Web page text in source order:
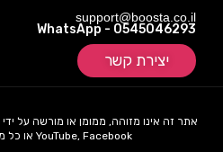
support@boosta.co.il
WhatsApp - 0545046293
יצירת קשר
YouTube, Facebook או כל מותג אחר באתר זה.